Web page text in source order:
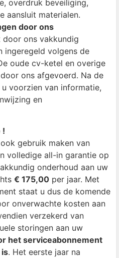
overdruk beveiliging,
aansluit materialen.
door ons
ons vakkundig
ingeregeld volgens de
oude cv-ketel en overige
ons afgevoerd. Na de
voorzien van informatie,
en
!
gebruik maken van
volledige all-in garantie op
onderhoud aan uw
€ 175,00 per jaar. Met
staat u dus de komende
onverwachte kosten aan
verzekerd van
storingen aan uw
het serviceabonnement
is. Het eerste jaar na